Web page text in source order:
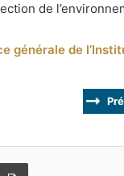
de
générale de
mail Imprimez